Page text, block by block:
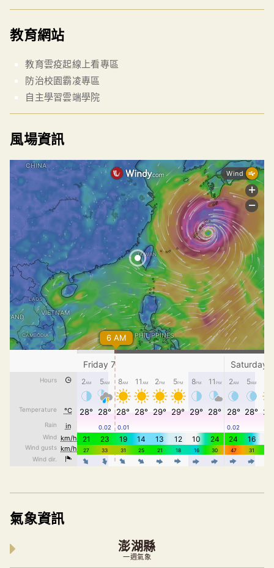
教育網站
教育雲疫起線上看專區
防治校園霸凌專區
自主學習雲端學院
風場資訊
氣象資訊
澎湖縣
一週氣象